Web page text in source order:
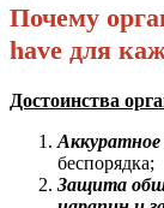
Почему
have для
Достоинства
Аккуратное
беспорядка;
Защита